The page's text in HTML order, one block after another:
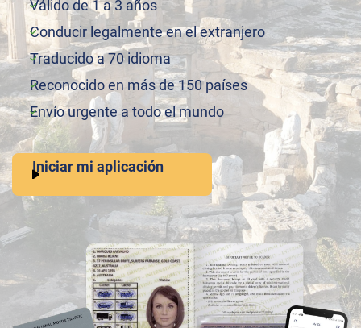
Válido de 1 a 3 años
Conducir legalmente en el extranjero
Traducido a 70 idioma
Reconocido en más de 150 países
Envío urgente a todo el mundo
Iniciar mi aplicación